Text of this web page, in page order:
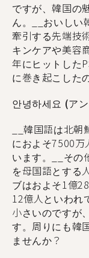
ですが、韓国の
ん。__おいしい
牽引する先端技
キンケアや美容
年にヒットした
に巻き起こした
안녕하세요 (ア
__韓国語は北
におよそ7500万
います。__その
を母国語とする
ブはおよそ1億
12億人といわれ
小さいのですが
す。周りにも韓
ませんか？